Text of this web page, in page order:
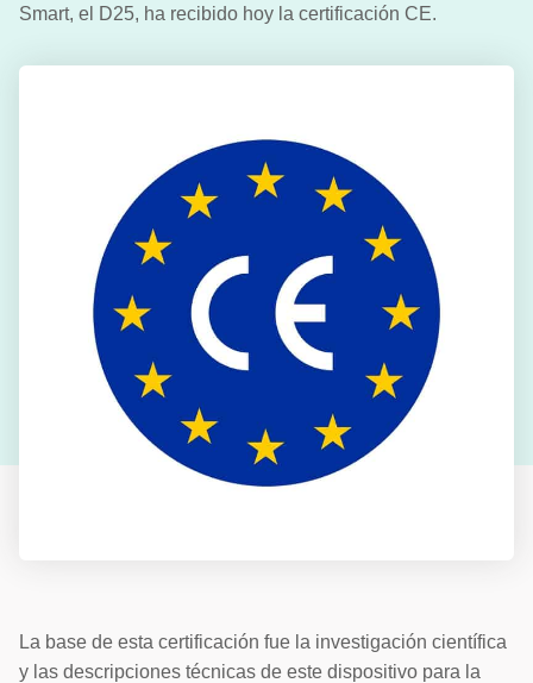
Smart, el D25, ha recibido hoy la certificación CE.
La base de esta certificación fue la investigación científica
y las descripciones técnicas de este dispositivo para la